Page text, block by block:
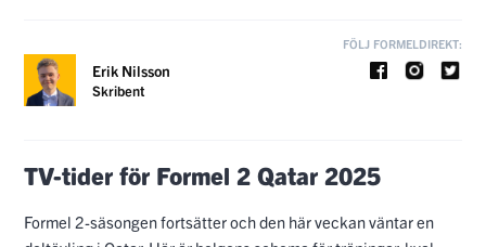
Erik Nilsson
Skribent
FÖLJ FORMELDIREKT:
TV-tider för Formel 2 Qatar 2025
Formel 2-säsongen fortsätter och den här veckan väntar en